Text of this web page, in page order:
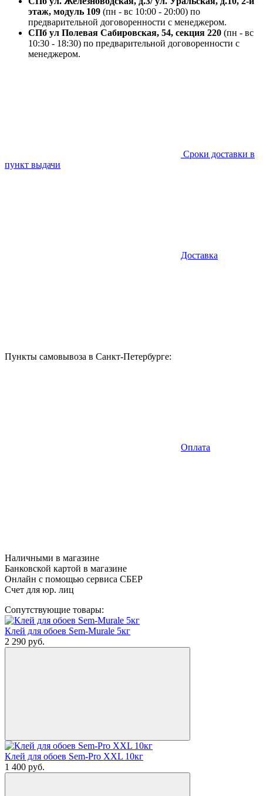
этаж, модуль 109 (пн - вс 10:00 - 20:00) по
предварительной договоренности с менеджером.
СПб ул Полевая Сабировская, 54, секция 220 (пн - вс
10:30 - 18:30) по предварительной договоренности с
менеджером.
Сроки доставки в
пункт выдачи
Доставка
Пункты самовывоза в Санкт-Петербурге:
Оплата
Наличными в магазине
Банковской картой в магазине
Онлайн с помощью сервиса СБЕР
Счет для юр. лиц
Сопутствующие товары:
Клей для обоев Sem-Murale 5кг
2 290 руб.
Клей для обоев Sem-Pro XXL 10кг
1 400 руб.